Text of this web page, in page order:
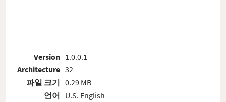
Version
Architecture
파일 크기
언어
1.0.0.1
32
0.29 MB
U.S. English